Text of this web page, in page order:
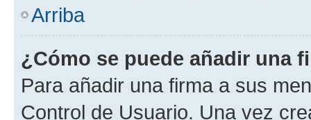
Arriba
¿Cómo se puede añadir una
Para añadir una firma a sus
Control de Usuario. Una vez